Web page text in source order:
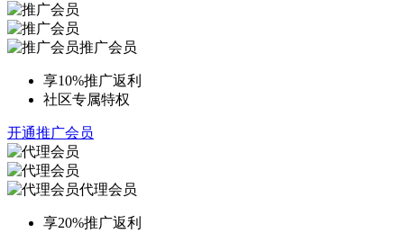
推广会员
享10%推广返利
社区专属特权
开通推广会员
代理会员
享20%推广返利